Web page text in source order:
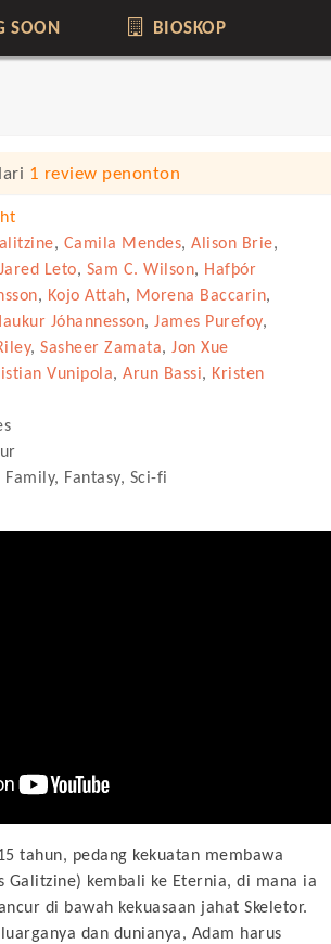
SOON BIOSKOP
1 review penonton
, Camila Mendes, Alison Brie,
Jared Leto, Sam C. Wilson, Hafþór
, Kojo Attah, Morena Baccarin,
Jóhannesson, James Purefoy,
, Sasheer Zamata, Jon Xue
Vunipola, Arun Bassi, Kristen
Fantasy, Sci-fi
tahun, pedang kekuatan membawa
Galitzine) kembali ke Eternia, di mana ia
di bawah kekuasaan jahat Skeletor.
dan dunianya, Adam harus